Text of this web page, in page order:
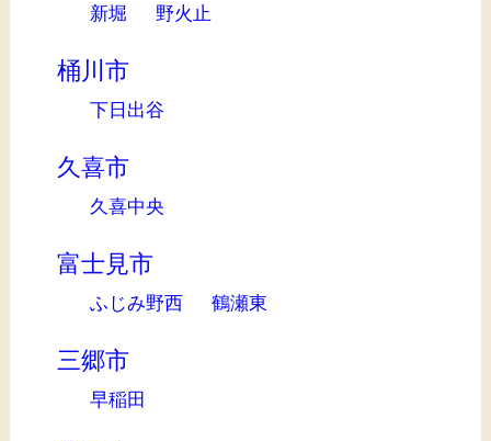
新堀 野火止
桶川市
下日出谷
久喜市
久喜中央
富士見市
ふじみ野西 鶴瀬東
三郷市
早稲田